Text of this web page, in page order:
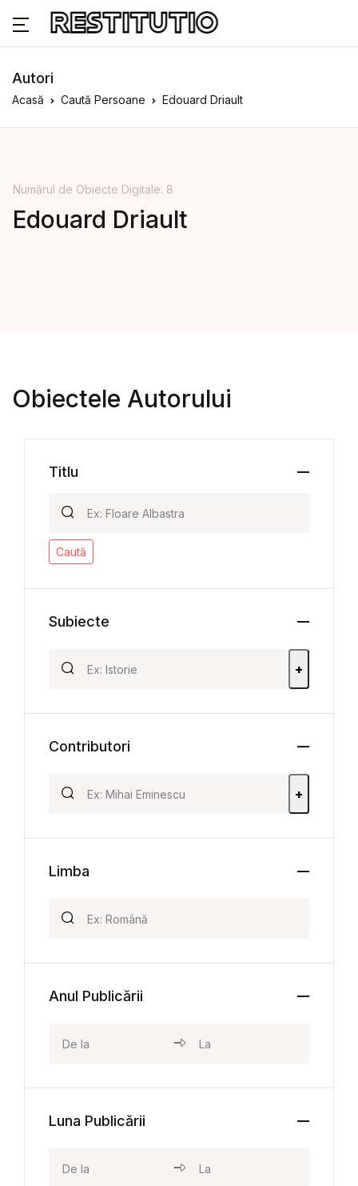
Autori
Acasă Caută Persoane Edouard Driault
Numărul de Obiecte Digitale: 8
Edouard Driault
Obiectele Autorului
Titlu
Caută
Subiecte
+
Contributori
+
Limba
Anul Publicării
Luna Publicării